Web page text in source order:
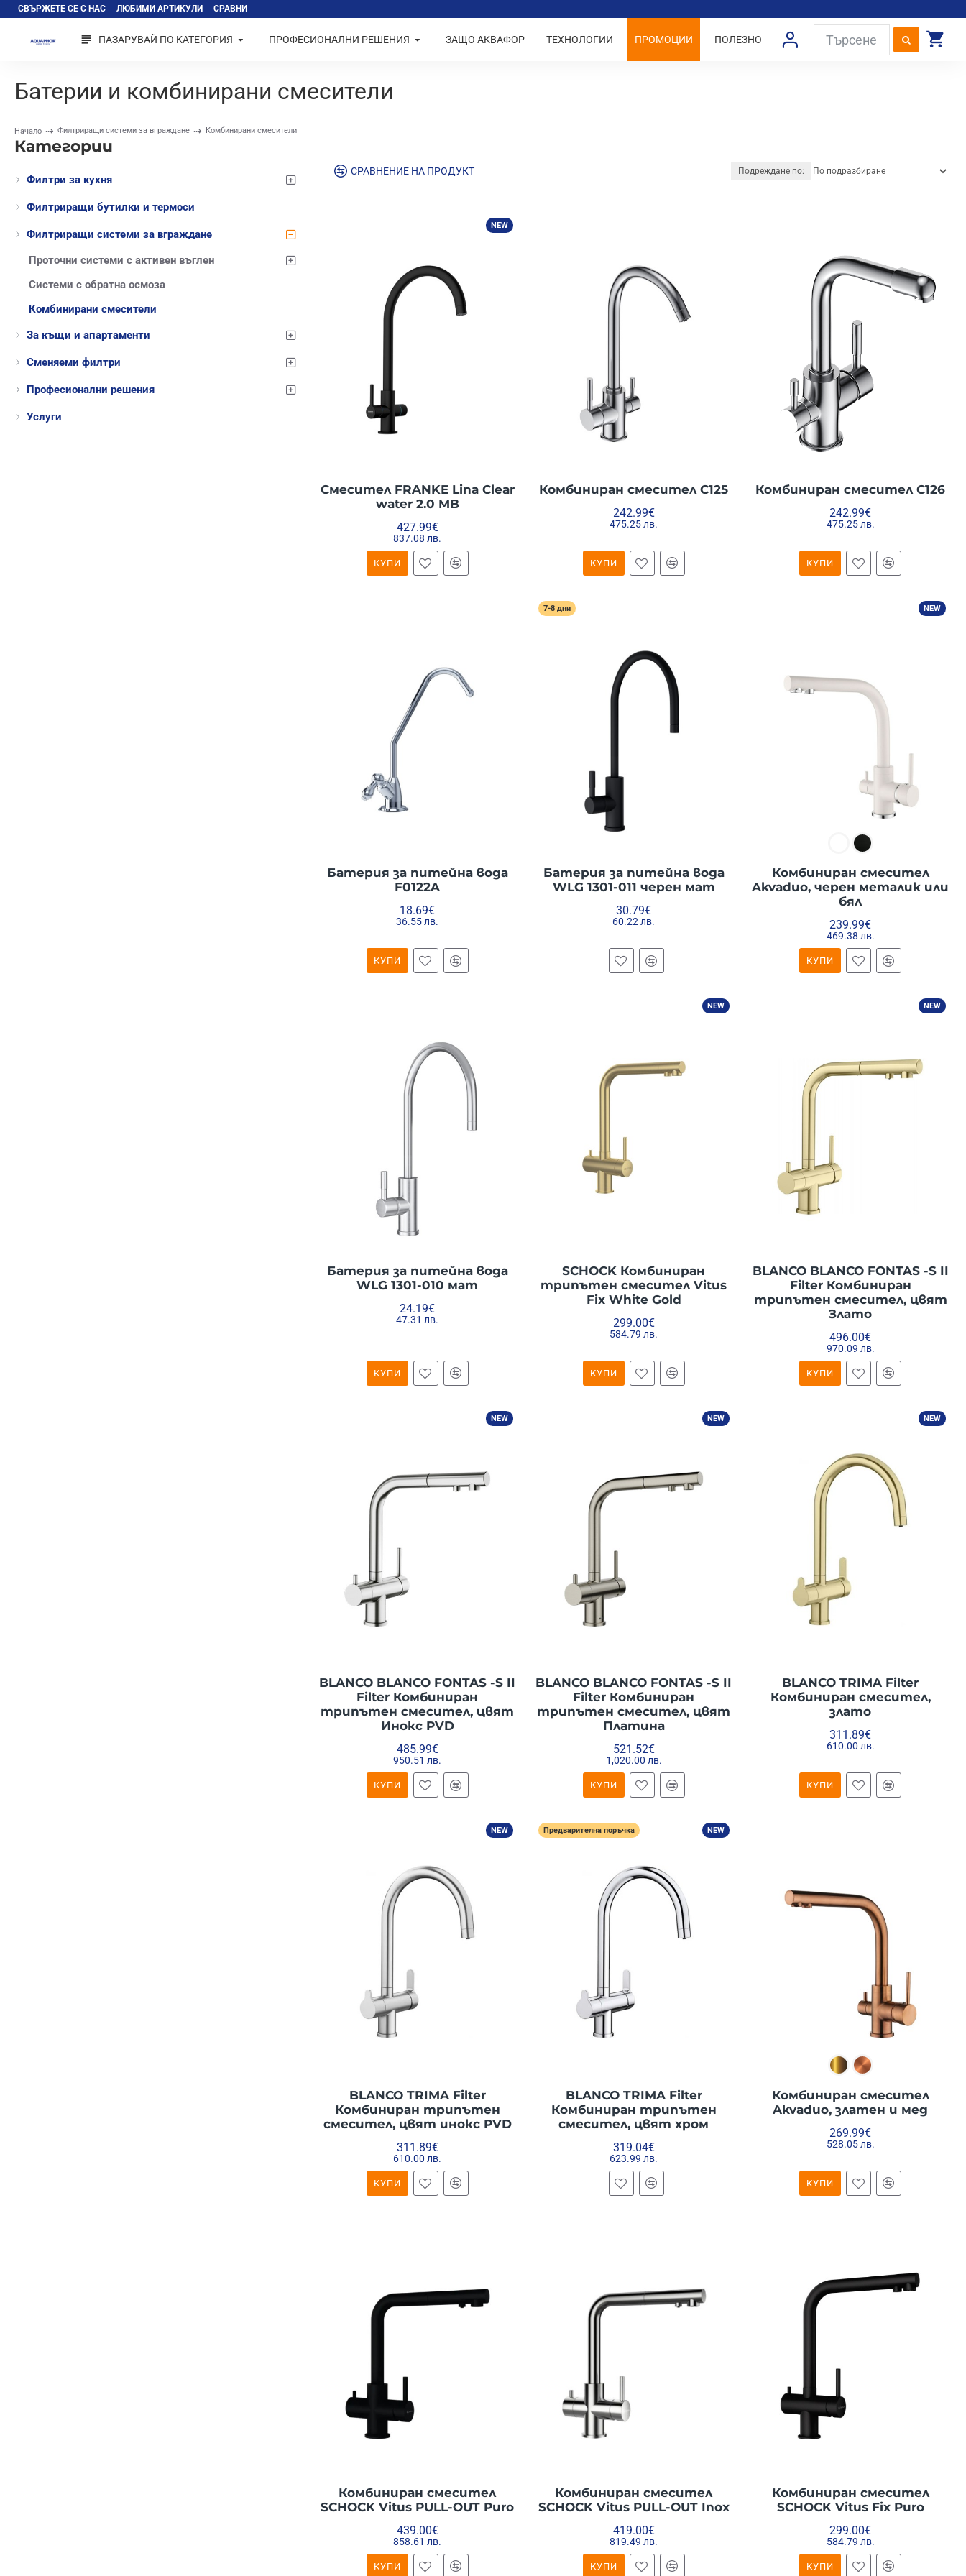
СВЪРЖЕТЕ СЕ С НАС ЛЮБИМИ АРТИКУЛИ СРАВНИ
ПАЗАРУВАЙ ПО КАТЕГОРИЯ ПРОФЕСИОНАЛНИ РЕШЕНИЯ ЗАЩО АКВАФОР ТЕХНОЛОГИИ ПРОМОЦИИ ПОЛЕЗНО
Начало Филтриращи системи за вграждане Комбинирани смесители
Батерии и комбинирани смесители
Категории
Филтри за кухня
Филтриращи бутилки и термоси
Филтриращи системи за вграждане
Проточни системи с активен въглен
Системи с обратна осмоза
Комбинирани смесители
За къщи и апартаменти
Сменяеми филтри
Професионални решения
Услуги
СРАВНЕНИЕ НА ПРОДУКТ Подреждане по:
NEW
Смесител FRANKE Lina Clear
water 2.0 MB
427.99€
837.08 лв.
КУПИ
Комбиниран смесител C125
242.99€
475.25 лв.
КУПИ
Комбиниран смесител C126
242.99€
475.25 лв.
КУПИ
Батерия за питейна вода
F0122A
18.69€
36.55 лв.
КУПИ
7-8 дни
Батерия за питейна вода
WLG 1301-011 черен мат
30.79€
60.22 лв.
NEW
Комбиниран смесител
Akvaduo, черен металик или
бял
239.99€
469.38 лв.
КУПИ
Батерия за питейна вода
WLG 1301-010 мат
24.19€
47.31 лв.
КУПИ
NEW
SCHOCK Комбиниран
трипътен смесител Vitus
Fix White Gold
299.00€
584.79 лв.
КУПИ
NEW
BLANCO BLANCO FONTAS -S II
Filter Комбиниран
трипътен смесител, цвят
Злато
496.00€
970.09 лв.
КУПИ
NEW
BLANCO BLANCO FONTAS -S II
Filter Комбиниран
трипътен смесител, цвят
Инокс PVD
485.99€
950.51 лв.
КУПИ
NEW
BLANCO BLANCO FONTAS -S II
Filter Комбиниран
трипътен смесител, цвят
Платина
521.52€
1,020.00 лв.
КУПИ
NEW
BLANCO TRIMA Filter
Комбиниран смесител,
злато
311.89€
610.00 лв.
КУПИ
NEW
BLANCO TRIMA Filter
Комбиниран трипътен
смесител, цвят инокс PVD
311.89€
610.00 лв.
КУПИ
NEW
Предварителна поръчка
BLANCO TRIMA Filter
Комбиниран трипътен
смесител, цвят хром
319.04€
623.99 лв.
Комбиниран смесител
Akvaduo, златен и мед
269.99€
528.05 лв.
КУПИ
Комбиниран смесител
SCHOCK Vitus PULL-OUT Puro
439.00€
858.61 лв.
КУПИ
Комбиниран смесител
SCHOCK Vitus PULL-OUT Inox
419.00€
819.49 лв.
КУПИ
Комбиниран смесител
SCHOCK Vitus Fix Puro
299.00€
584.79 лв.
КУПИ